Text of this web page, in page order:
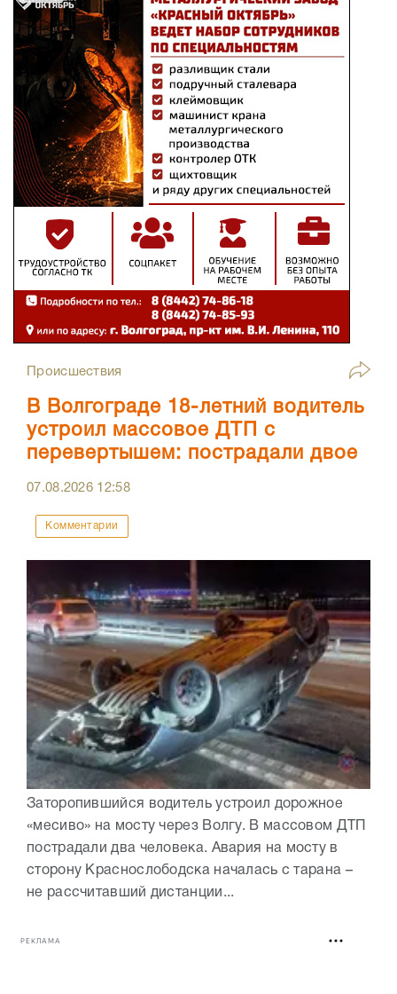
Происшествия
В Волгограде 18-летний водитель
устроил массовое ДТП с
перевертышем: пострадали двое
07.08.2026 12:58
Комментарии
Заторопившийся водитель устроил дорожное
«месиво» на мосту через Волгу. В массовом ДТП
пострадали два человека. Авария на мосту в
сторону Краснослободска началась с тарана –
не рассчитавший дистанции...
РЕКЛАМА